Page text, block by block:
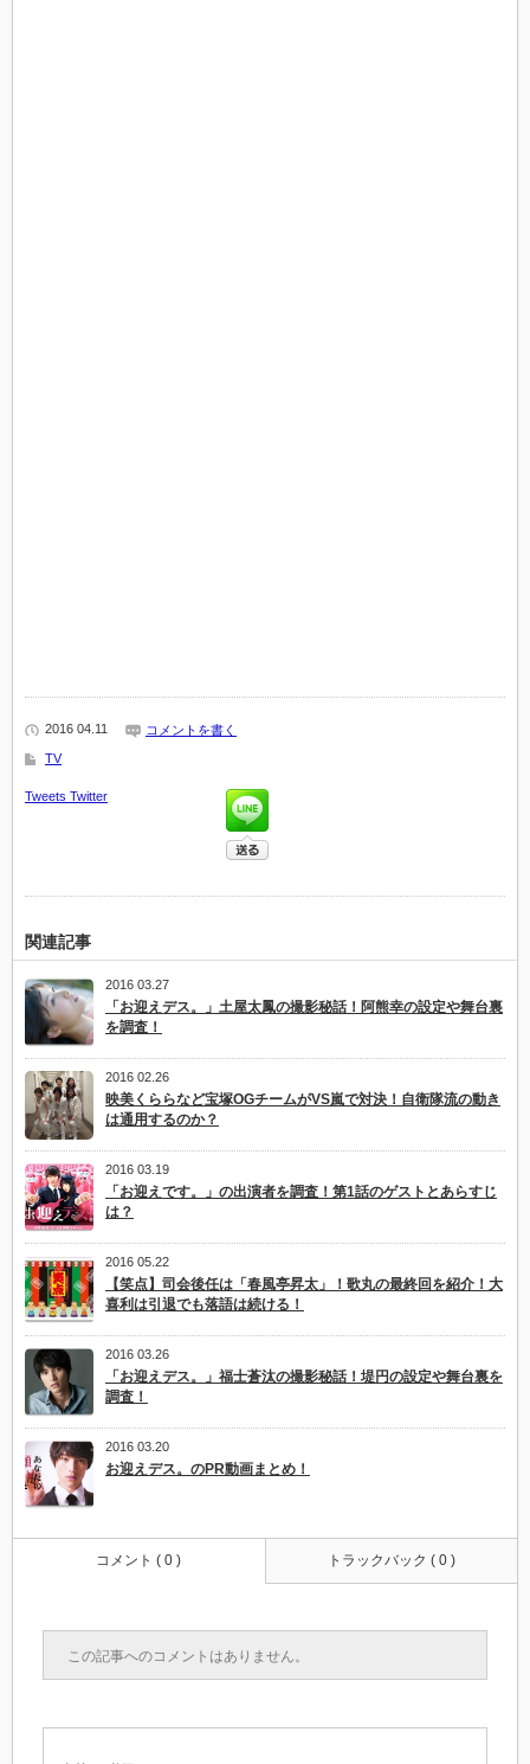
2016 04.11
コメントを書く
TV
Tweets Twitter
関連記事
2016 03.27
「お迎えデス。」土屋太鳳の撮影秘話！阿熊幸の設定や舞台裏
を調査！
2016 02.26
映美くららなど宝塚OGチームがVS嵐で対決！自衛隊流の動き
は通用するのか？
2016 03.19
「お迎えです。」の出演者を調査！第1話のゲストとあらすじ
は？
2016 05.22
【笑点】司会後任は「春風亭昇太」！歌丸の最終回を紹介！大
喜利は引退でも落語は続ける！
2016 03.26
「お迎えデス。」福士蒼汰の撮影秘話！堤円の設定や舞台裏を
調査！
2016 03.20
お迎えデス。のPR動画まとめ！
コメント ( 0 ) トラックバック ( 0 )
この記事へのコメントはありません。